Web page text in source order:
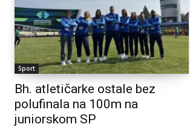
Sport
Bh. atletičarke ostale bez
polufinala na 100m na
juniorskom SP